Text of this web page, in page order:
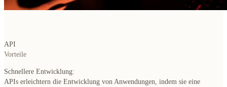
API
Vorteile
Schnellere Entwicklung:
APIs erleichtern die Entwicklung von Anwendungen, indem sie eine